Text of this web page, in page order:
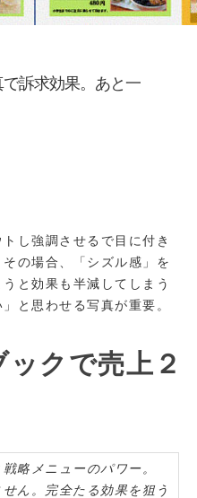
訴求効果。あと一
し強調させるで目に付き
の場合、「シズル感」を
と効果も半減してしまう
と思わせる写真が重要。
クで売上２
略メニューのパワー。
ん。完全たる効果を狙う